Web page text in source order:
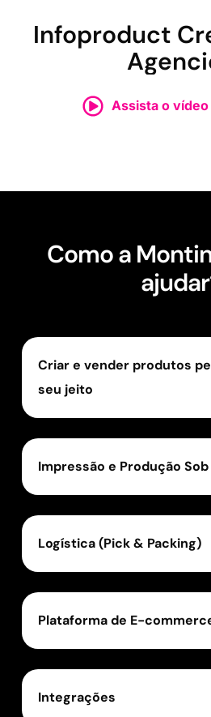
Infoproduct
Assista o
Como a
Criar e vender produtos
seu jeito
Impressão e Produção
Logística (Pick & Packing)
Plataforma de E-
Integrações